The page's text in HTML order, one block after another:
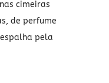
cimeiras
de perfume
pela